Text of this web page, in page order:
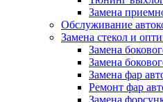
Замена
Обслуживание
Замена стекол и
Замена
Замена
Замена фар
Ремонт фар
Замена